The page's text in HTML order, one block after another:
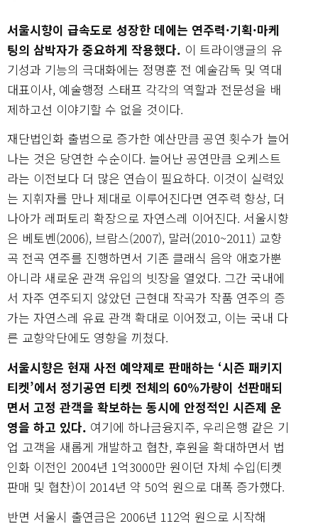
서울시향이 급속도로 성장한 데에는 연주력·기획·마케
팅의 삼박자가 중요하게 작용했다. 이 트라이앵글의 유
기성과 기능의 극대화에는 정명훈 전 예술감독 및 역대
대표이사, 예술행정 스태프 각각의 역할과 전문성을 배
제하고선 이야기할 수 없을 것이다.
재단법인화 출범으로 증가한 예산만큼 공연 횟수가 늘어
나는 것은 당연한 수순이다. 늘어난 공연만큼 오케스트
라는 이전보다 더 많은 연습이 필요하다. 이것이 실력있
는 지휘자를 만나 제대로 이루어진다면 연주력 향상, 더
나아가 레퍼토리 확장으로 자연스레 이어진다. 서울시향
은 베토벤(2006), 브람스(2007), 말러(2010~2011) 교향
곡 전곡 연주를 진행하면서 기존 클래식 음악 애호가뿐
아니라 새로운 관객 유입의 빗장을 열었다. 그간 국내에
서 자주 연주되지 않았던 근현대 작곡가 작품 연주의 증
가는 자연스레 유료 관객 확대로 이어졌고, 이는 국내 다
른 교향악단에도 영향을 끼쳤다.
서울시향은 현재 사전 예약제로 판매하는 ‘시즌 패키지
티켓’에서 정기공연 티켓 전체의 60%가량이 선판매되
면서 고정 관객을 확보하는 동시에 안정적인 시즌제 운
영을 하고 있다. 여기에 하나금융지주, 우리은행 같은 기
업 고객을 새롭게 개발하고 협찬, 후원을 확대하면서 법
인화 이전인 2004년 1억3000만 원이던 자체 수입(티켓
판매 및 협찬)이 2014년 약 50억 원으로 대폭 증가했다.
반면 서울시 출연금은 2006년 112억 원으로 시작해